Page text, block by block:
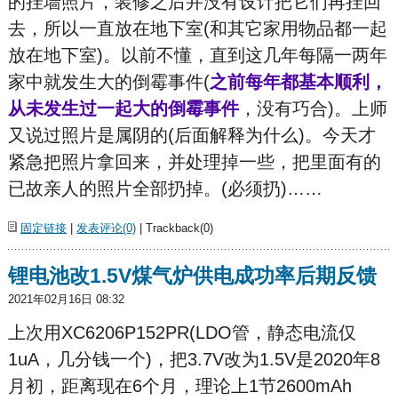
去，所以一直放在地下室(和其它家用物品都一起
放在地下室)。以前不懂，直到这几年每隔一两年
家中就发生大的倒霉事件(之前每年都基本顺利，
从未发生过一起大的倒霉事件，没有巧合)。上师
又说过照片是属阴的(后面解释为什么)。今天才
紧急把照片拿回来，并处理掉一些，把里面有的
已故亲人的照片全部扔掉。(必须扔)……
固定链接| 发表评论(0)| Trackback(0)
锂电池改1.5V煤气炉供电成功率后期反馈
2021年02月16日 08:32
上次用XC6206P152PR(LDO管，静态电流仅
1uA，几分钱一个)，把3.7V改为1.5V是2020年8
月初，距离现在6个月，理论上1节2600mAh